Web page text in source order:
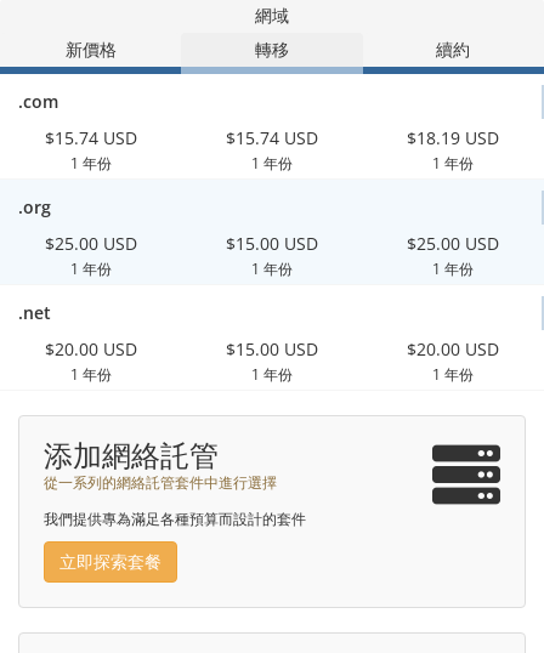
網域
新價格
轉移 續約
.com
$15.74 USD
1 年份
$15.74 USD
1 年份
$18.19 USD
1 年份
.org
$25.00 USD
1 年份
$15.00 USD
1 年份
$25.00 USD
1 年份
.net
$20.00 USD
1 年份
$15.00 USD
1 年份
$20.00 USD
1 年份
添加網絡託管
從一系列的網絡託管套件中進行選擇
我們提供專為滿足各種預算而設計的套件
立即探索套餐